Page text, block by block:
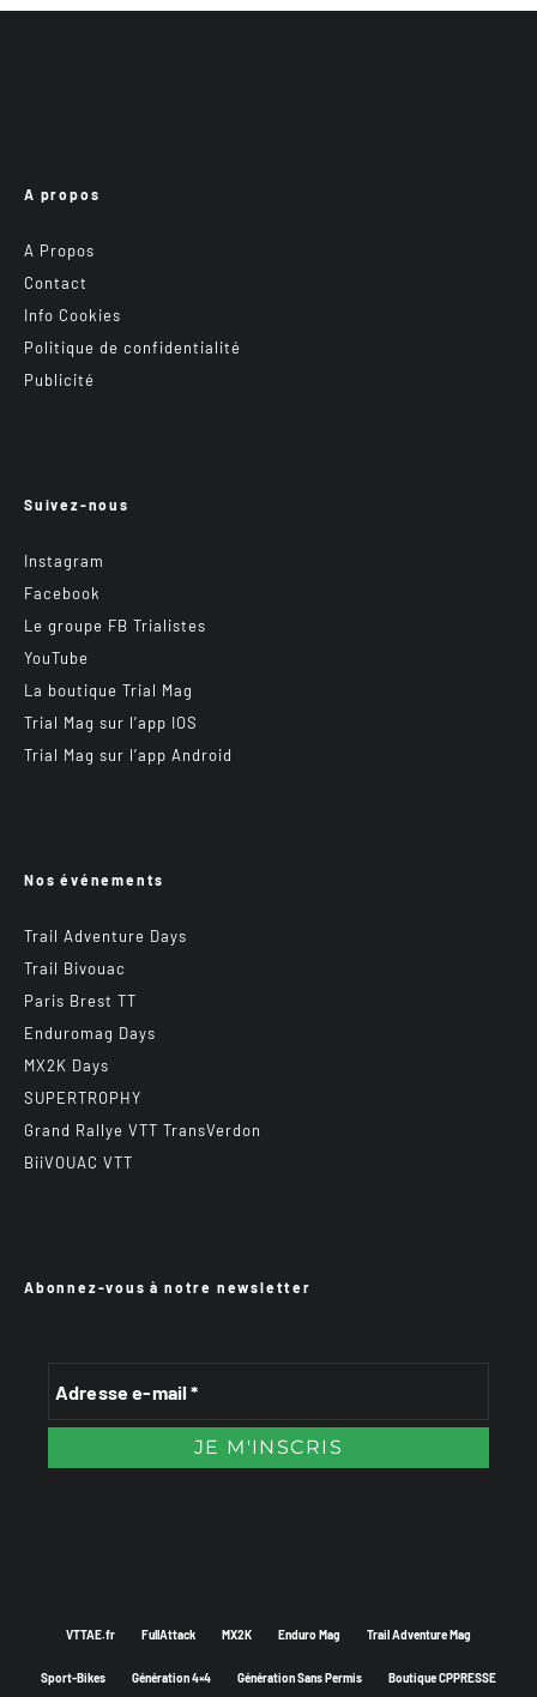
A propos
A Propos
Contact
Info Cookies
Politique de confidentialité
Publicité
Suivez-nous
Instagram
Facebook
Le groupe FB Trialistes
YouTube
La boutique Trial Mag
Trial Mag sur l’app IOS
Trial Mag sur l’app Android
Nos événements
Trail Adventure Days
Trail Bivouac
Paris Brest TT
Enduromag Days
MX2K Days
SUPERTROPHY
Grand Rallye VTT TransVerdon
BiiVOUAC VTT
Abonnez-vous à notre newsletter
VTTAE.fr FullAttack MX2K Enduro Mag Trail Adventure Mag
Sport-Bikes Génération 4×4 Génération Sans Permis Boutique CPPRESSE